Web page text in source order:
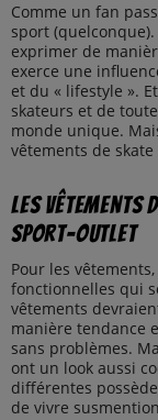
Comme un fan
sport
exprimer de
exerce une
et du « lifestyle ».
skateurs et de
monde unique.
vêtements de skate
Les vêtements
Sport-Outlet
Pour les
fonctionnelles qui
vêtements
manière tendance
sans problèmes.
ont un look aussi
différentes
de vivre